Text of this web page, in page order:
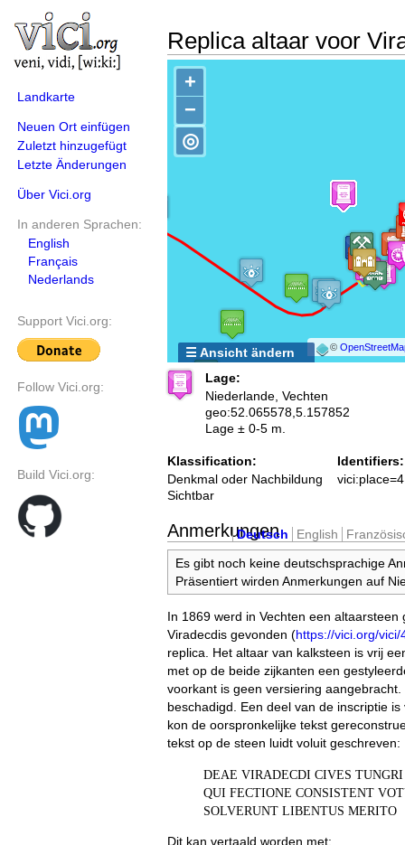
Landkarte
Neuen Ort einfügen
Zuletzt hinzugefügt
Letzte Änderungen
Über Vici.org
In anderen Sprachen:
English
Français
Nederlands
Support Vici.org:
Follow Vici.org:
Build Vici.org:
Replica altaar voor
+
−
©
◎
☰ Ansicht ändern
Lage:
Niederlande, Vechten
geo:52.065578,5.157852
Lage ± 0-5 m.
Klassification:
Denkmal oder Nachbildung
Sichtbar
Identifiers:
Anmerkungen
Deutsch English
Es gibt noch keine deutschsprachige
Präsentiert wirden Anmerkungen auf
In 1869 werd in Vechten een altaarsteen
Viradecdis gevonden (https://vici.org/vici/
replica. Het altaar van kalksteen is vrij
met op de beide zijkanten een
voorkant is geen versiering
beschadigd. Een deel van de inscriptie is
kon de oorspronkelijke tekst
tekst op de steen luidt voluit geschreven:
DEAE VIRADECDI CIVES
QUI FECTIONE CONSISTENT
SOLVERUNT LIBENTUS MERITO
Dit kan vertaald worden met: